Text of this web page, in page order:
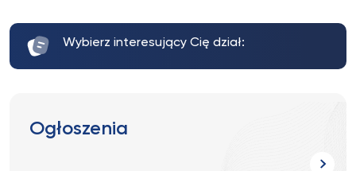
Wybierz interesujący Cię dział:
Ogłoszenia